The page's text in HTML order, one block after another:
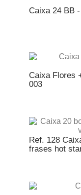
Caixa 24 BB
Caixa Flores
003
Ref. 128
frases hot